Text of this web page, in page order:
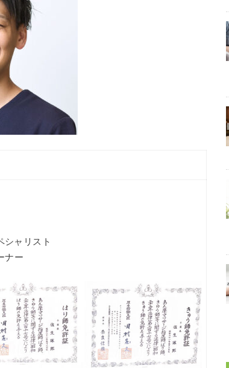
シャリスト
ナー